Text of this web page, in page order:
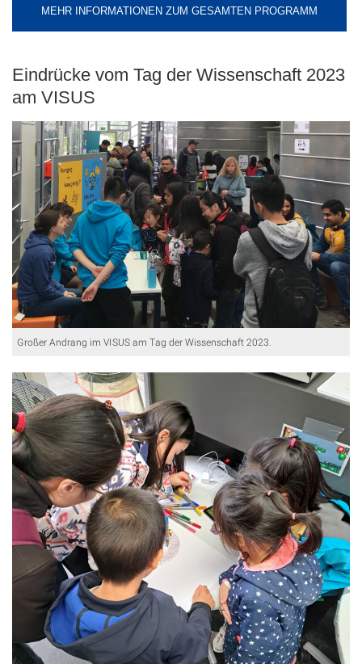
MEHR INFORMATIONEN ZUM GESAMTEN PROGRAMM
Eindrücke vom Tag der Wissenschaft 2023
am VISUS
Großer Andrang im VISUS am Tag der Wissenschaft 2023.